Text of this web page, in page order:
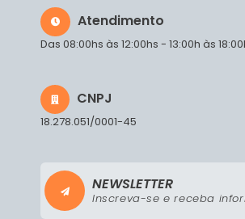
Atendimento
Das 08:00hs às 12:00hs - 13:00h às
CNPJ
18.278.051/0001-45
NEWSLETTER
Inscreva-se e receba